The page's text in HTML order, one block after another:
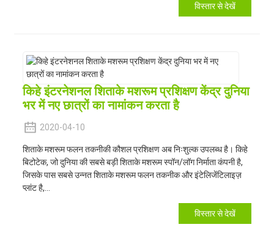
विस्तार से देखें
किहे इंटरनेशनल शिताके मशरूम प्रशिक्षण केंद्र दुनिया
भर में नए छात्रों का नामांकन करता है
2020-04-10
शिताके मशरूम फलन तकनीकी कौशल प्रशिक्षण अब निःशुल्क उपलब्ध है। किहे
बिटोटेक, जो दुनिया की सबसे बड़ी शिताके मशरूम स्पॉन/लॉग निर्माता कंपनी है,
जिसके पास सबसे उन्नत शिताके मशरूम फलन तकनीक और इंटेलिजेंटिलाइज़
प्लांट है,...
विस्तार से देखें